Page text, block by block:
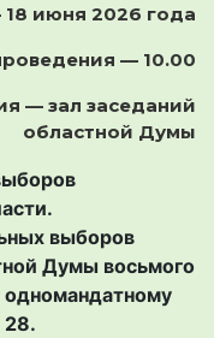
июня 2026 года
— 10.00
— зал заседаний
областной Думы
выборов
Думы восьмого
28.